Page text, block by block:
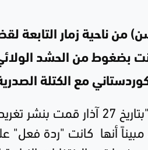
من ناحية زمار التابعة
بضغوط من الحشد
مع الكتلة
وقال نايف في مقطع اعترافاته:
مبيناً أنها كانت "ردة